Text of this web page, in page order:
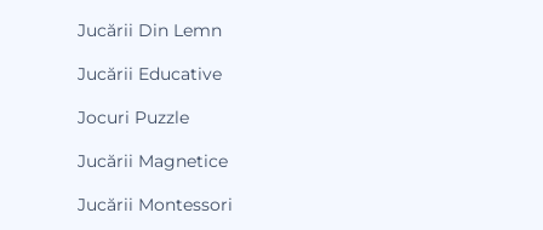
Jucării Din Lemn
Jucării Educative
Jocuri Puzzle
Jucării Magnetice
Jucării Montessori